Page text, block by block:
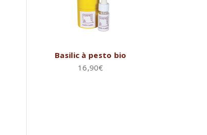
Basilic à pesto bio
16,90€